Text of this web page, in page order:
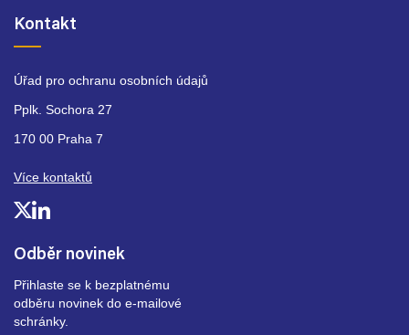
Odběr novinek
Přihlaste se k bezplatnému
odběru novinek do e-mailové
schránky.
Kontakt
Úřad pro ochranu osobních údajů
Pplk. Sochora 27
170 00 Praha 7
Více kontaktů